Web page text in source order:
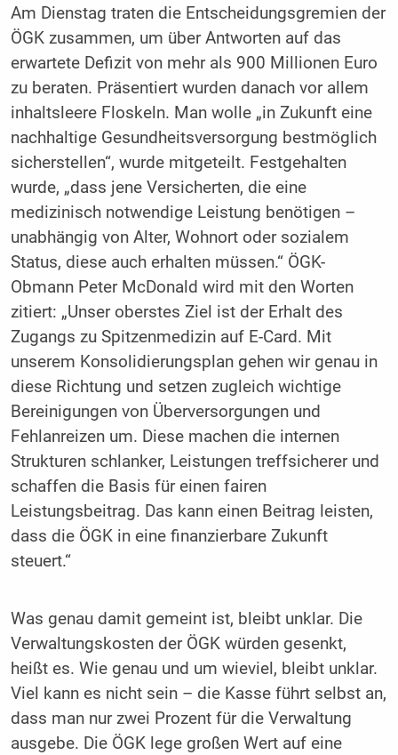
Am Dienstag traten die Entscheidungsgremien der
ÖGK zusammen, um über Antworten auf das
erwartete Defizit von mehr als 900 Millionen Euro
zu beraten. Präsentiert wurden danach vor allem
inhaltsleere Floskeln. Man wolle „in Zukunft eine
nachhaltige Gesundheitsversorgung bestmöglich
sicherstellen“, wurde mitgeteilt. Festgehalten
wurde, „dass jene Versicherten, die eine
medizinisch notwendige Leistung benötigen –
unabhängig von Alter, Wohnort oder sozialem
Status, diese auch erhalten müssen.“ ÖGK-
Obmann Peter McDonald wird mit den Worten
zitiert: „Unser oberstes Ziel ist der Erhalt des
Zugangs zu Spitzenmedizin auf E-Card. Mit
unserem Konsolidierungsplan gehen wir genau in
diese Richtung und setzen zugleich wichtige
Bereinigungen von Überversorgungen und
Fehlanreizen um. Diese machen die internen
Strukturen schlanker, Leistungen treffsicherer und
schaffen die Basis für einen fairen
Leistungsbeitrag. Das kann einen Beitrag leisten,
dass die ÖGK in eine finanzierbare Zukunft
steuert.“
Was genau damit gemeint ist, bleibt unklar. Die
Verwaltungskosten der ÖGK würden gesenkt,
heißt es. Wie genau und um wieviel, bleibt unklar.
Viel kann es nicht sein – die Kasse führt selbst an,
dass man nur zwei Prozent für die Verwaltung
ausgebe. Die ÖGK lege großen Wert auf eine